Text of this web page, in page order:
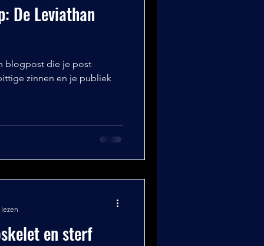
De Leviathan
blogpost die je post
zinnen en je publiek
en sterf